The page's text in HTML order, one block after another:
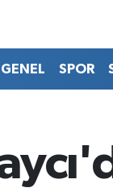
GENEL SPOR